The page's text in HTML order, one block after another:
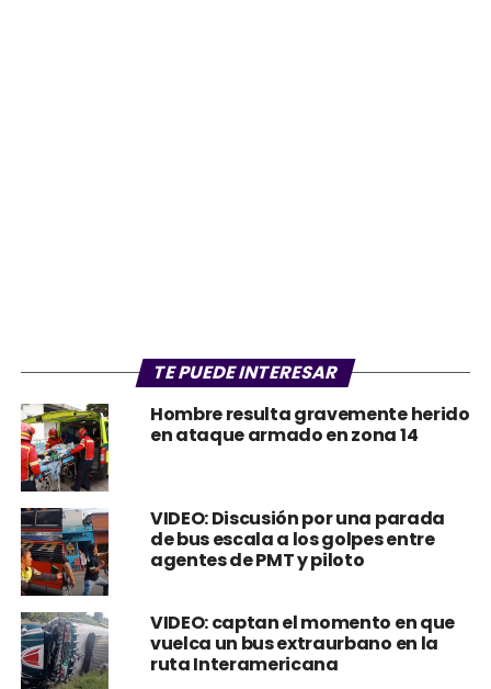
TE PUEDE INTERESAR
Hombre resulta gravemente herido
VIDEO: Discusión por una parada
de bus escala a los golpes entre
VIDEO: captan el momento en que